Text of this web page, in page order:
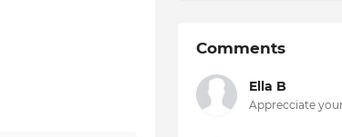
Comments
Ella B
Apprecciate